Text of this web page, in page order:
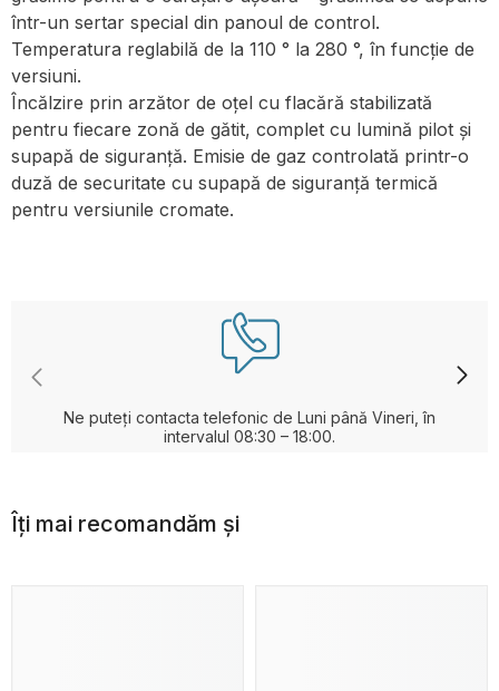
într-un sertar special din panoul de control.
Temperatura reglabilă de la 110 ° la 280 °, în funcție de
versiuni.
Încălzire prin arzător de oțel cu flacără stabilizată
pentru fiecare zonă de gătit, complet cu lumină pilot și
supapă de siguranță. Emisie de gaz controlată printr-o
duză de securitate cu supapă de siguranță termică
pentru versiunile cromate.
Ne puteți contacta telefonic de Luni până Vineri, în
intervalul 08:30 – 18:00.
Îți mai recomandăm și